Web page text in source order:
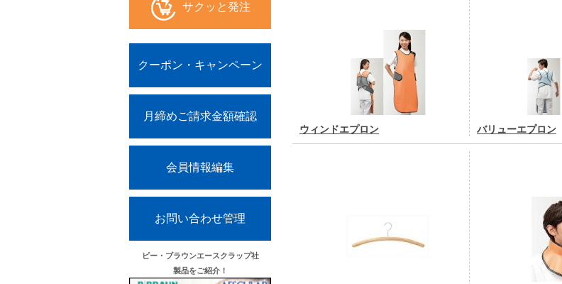
サクッと発注
クーポン・キャンペーン
月締めご請求金額確認
会員情報編集
お問い合わせ管理
ビー・ブラウンエースクラップ社
製品をご紹介！
ウィンドエプロン バリューエプロン